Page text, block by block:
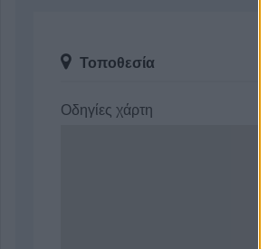
Τοποθεσία
Οδηγίες χάρτη